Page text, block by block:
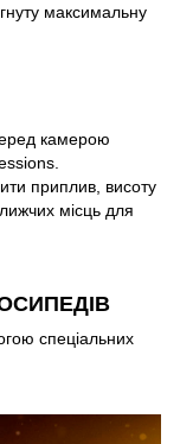
максимальну
камерою
приплив, висоту
місць для
спеціальних